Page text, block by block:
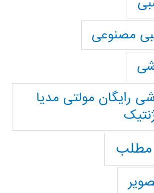
مصنوعی
رایگان مولتی مدیا
مطلب